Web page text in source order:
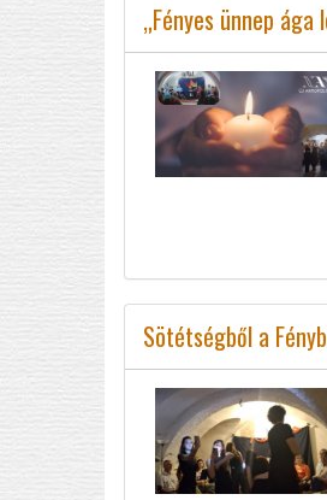
„Fényes ünnep
Sötétségből a